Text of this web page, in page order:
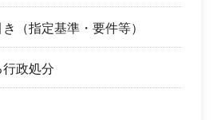
（指定基準・要件等）
政処分